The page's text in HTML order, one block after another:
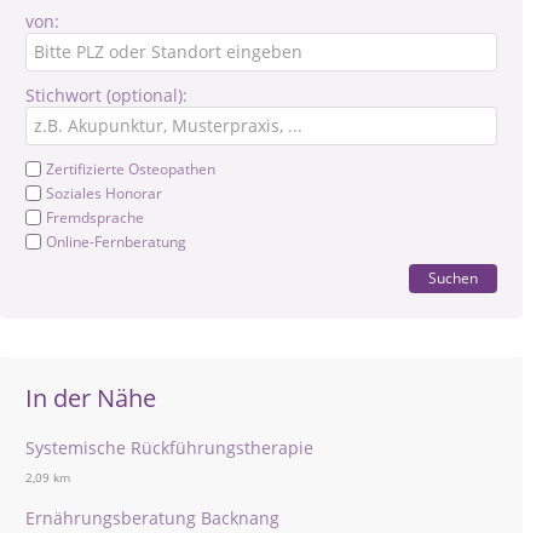
von:
Stichwort (optional):
Zertifizierte Osteopathen
Soziales Honorar
Fremdsprache
Online-Fernberatung
Suchen
In der Nähe
Systemische Rückführungstherapie
2,09 km
Ernährungsberatung Backnang